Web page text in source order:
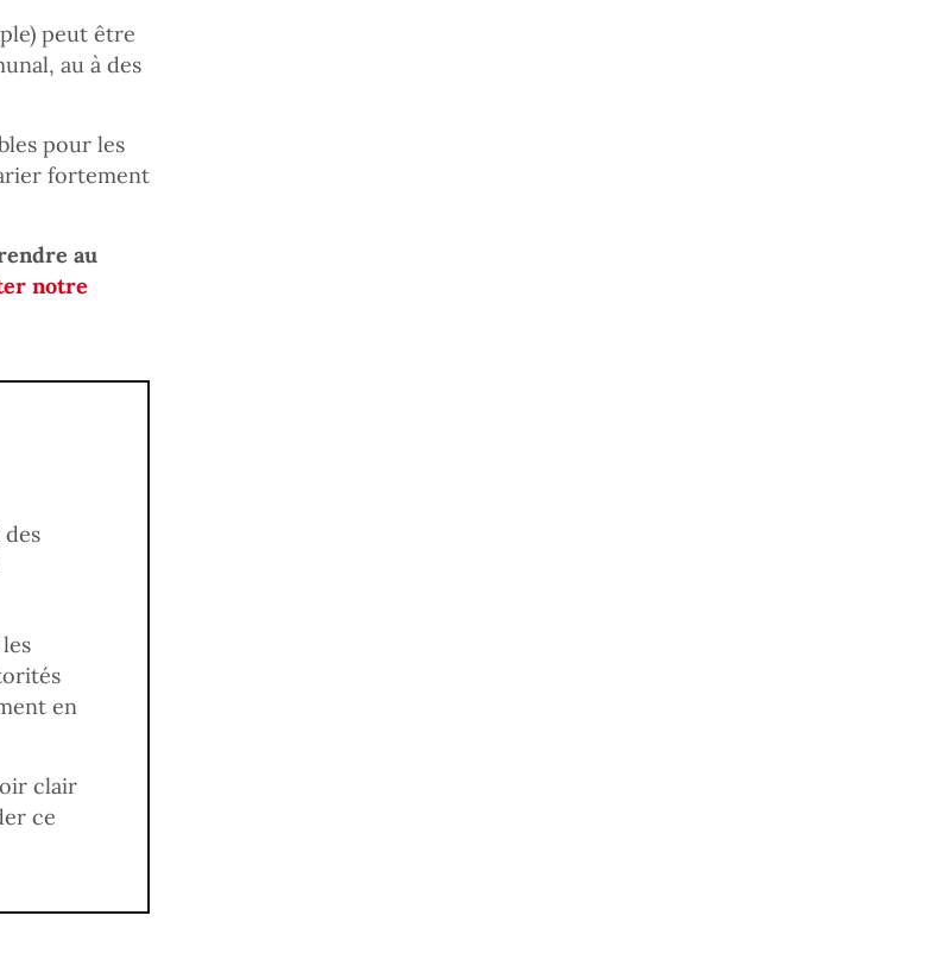
peut être
au à des
pour les
fortement
au
notre
en
clair
ce